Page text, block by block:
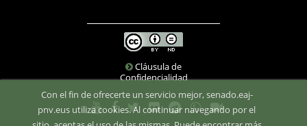
Cláusula de
Confidencialidad
Con el fin de ofrecerte un servicio mejor, senado.eaj-
pnv.eus utiliza cookies. Al continuar navegando por el